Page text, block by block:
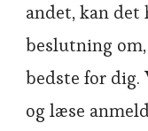
andet, kan
beslutning
bedste for dig.
og læse